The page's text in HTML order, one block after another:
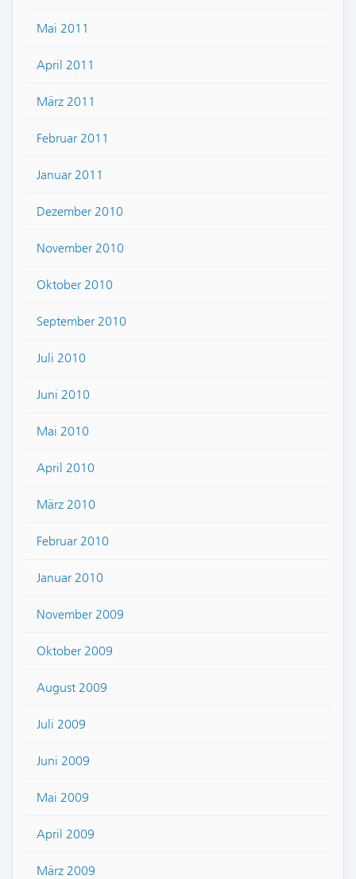
Mai 2011
April 2011
März 2011
Februar 2011
Januar 2011
Dezember 2010
November 2010
Oktober 2010
September 2010
Juli 2010
Juni 2010
Mai 2010
April 2010
März 2010
Februar 2010
Januar 2010
November 2009
Oktober 2009
August 2009
Juli 2009
Juni 2009
Mai 2009
April 2009
März 2009